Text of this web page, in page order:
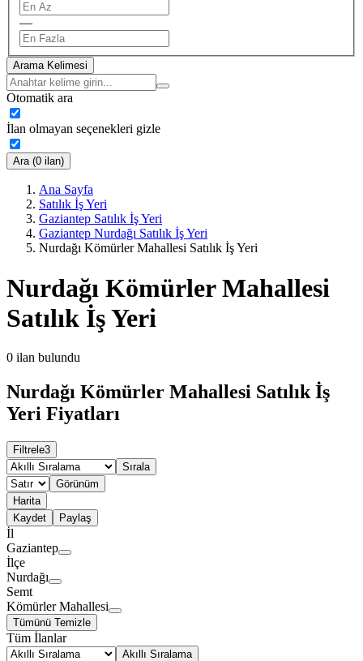
—
Arama Kelimesi
Otomatik ara
İlan olmayan seçenekleri gizle
Ara (0 ilan)
Ana Sayfa
Satılık İş Yeri
Gaziantep Satılık İş Yeri
Gaziantep Nurdağı Satılık İş Yeri
Nurdağı Kömürler Mahallesi Satılık İş Yeri
Nurdağı Kömürler Mahallesi
Satılık İş Yeri
0 ilan bulundu
Nurdağı Kömürler Mahallesi Satılık İş
Yeri Fiyatları
Filtrele3
Sırala
Görünüm
Harita
Kaydet
Paylaş
İl
Gaziantep
İlçe
Nurdağı
Semt
Kömürler Mahallesi
Tümünü Temizle
Tüm İlanlar
Akıllı Sıralama